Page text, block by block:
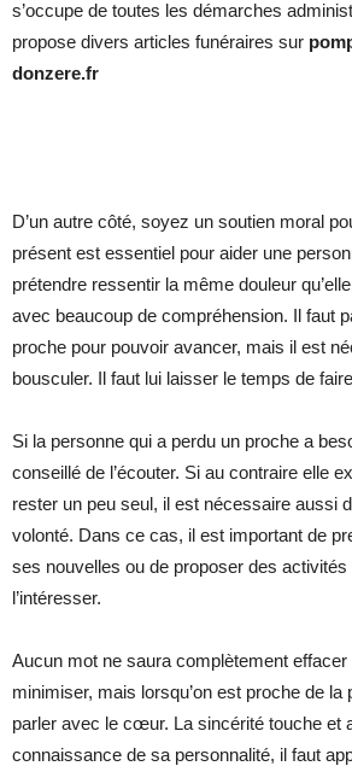
s’occupe de toutes les démarches
propose divers articles funéraires sur
donzere.fr
D’un autre côté, soyez un soutien moral
présent est essentiel pour aider une
prétendre ressentir la même douleur
avec beaucoup de compréhension. Il faut
proche pour pouvoir avancer, mais il est
bousculer. Il faut lui laisser le temps de
Si la personne qui a perdu un proche a
conseillé de l’écouter. Si au contraire elle
rester un peu seul, il est nécessaire aussi
volonté. Dans ce cas, il est important de
ses nouvelles ou de proposer des activités
l’intéresser.
Aucun mot ne saura complètement effacer
minimiser, mais lorsqu’on est proche de la
parler avec le cœur. La sincérité touche et
connaissance de sa personnalité, il faut